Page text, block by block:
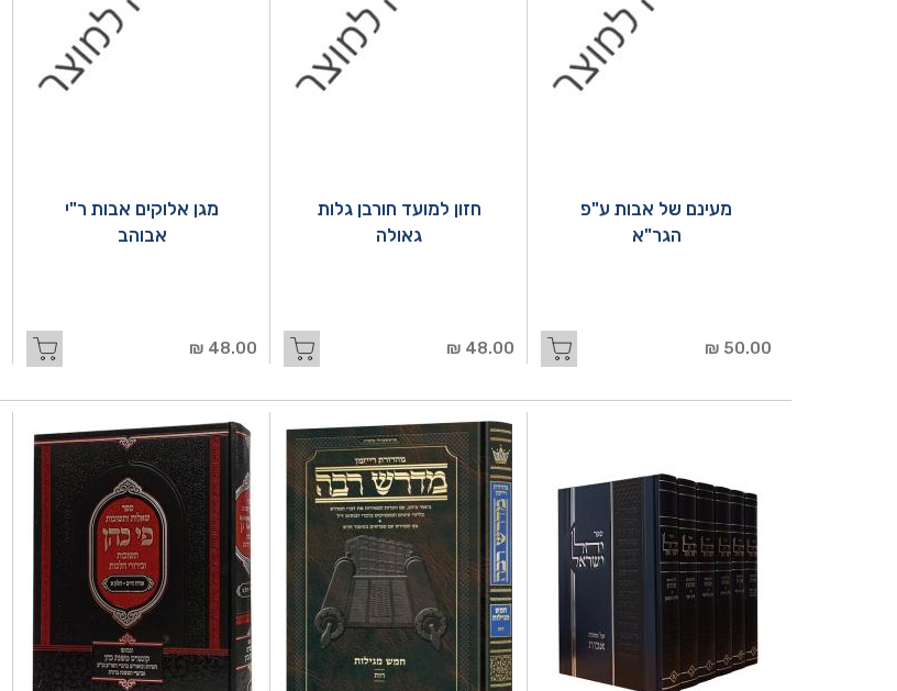
מעינם של אבות ע"פ
הגר"א
50.00 ₪
חזון למועד חורבן גלות
גאולה
48.00 ₪
מגן אלוקים אבות ר"י
אבוהב
48.00 ₪